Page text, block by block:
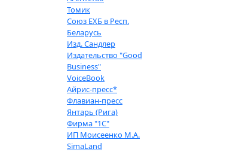
Томик
Союз ЕХБ в Респ.
Беларусь
Изд. Сандлер
Издательство "Good
Business"
VoiceBook
Айрис-пресс*
Флавиан-пресс
Янтарь (Рига)
Фирма "1С"
ИП Моисеенко М.А.
SimaLand